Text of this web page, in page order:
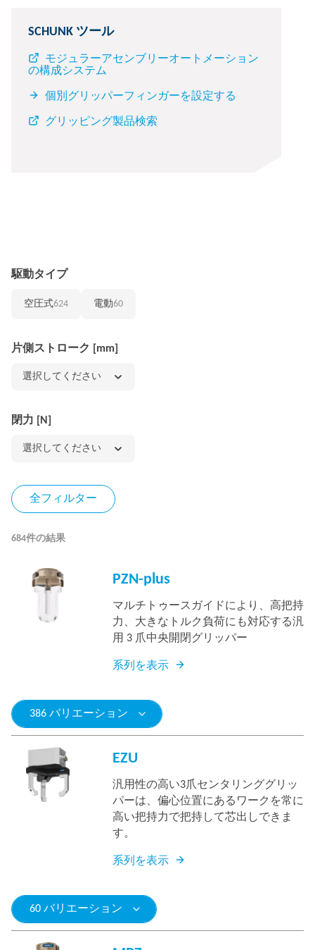
SCHUNK ツール
モジュラーアセンブリーオートメーション
の構成システム
個別グリッパーフィンガーを設定する
グリッピング製品検索
駆動タイプ
空圧式624 電動60
片側ストローク [mm]
選択してください
閉力 [N]
選択してください
全フィルター
684件の結果
PZN-plus
マルチトゥースガイドにより、高把持
力、大きなトルク負荷にも対応する汎
用 3 爪中央開閉グリッパー
系列を表示
386 バリエーション
EZU
汎用性の高い3爪センタリンググリッ
パーは、偏心位置にあるワークを常に
高い把持力で把持して芯出しできま
す。
系列を表示
60 バリエーション